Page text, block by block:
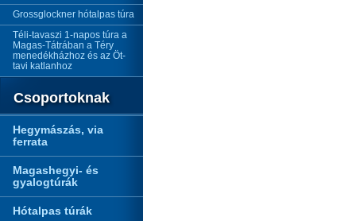
Grossglockner hótalpas túra
Téli-tavaszi 1-napos túra a
Magas-Tátrában a Téry
menedékházhoz és az Öt-
tavi katlanhoz
Csoportoknak
Hegymászás, via
ferrata
Magashegyi- és
gyalogtúrák
Hótalpas túrák